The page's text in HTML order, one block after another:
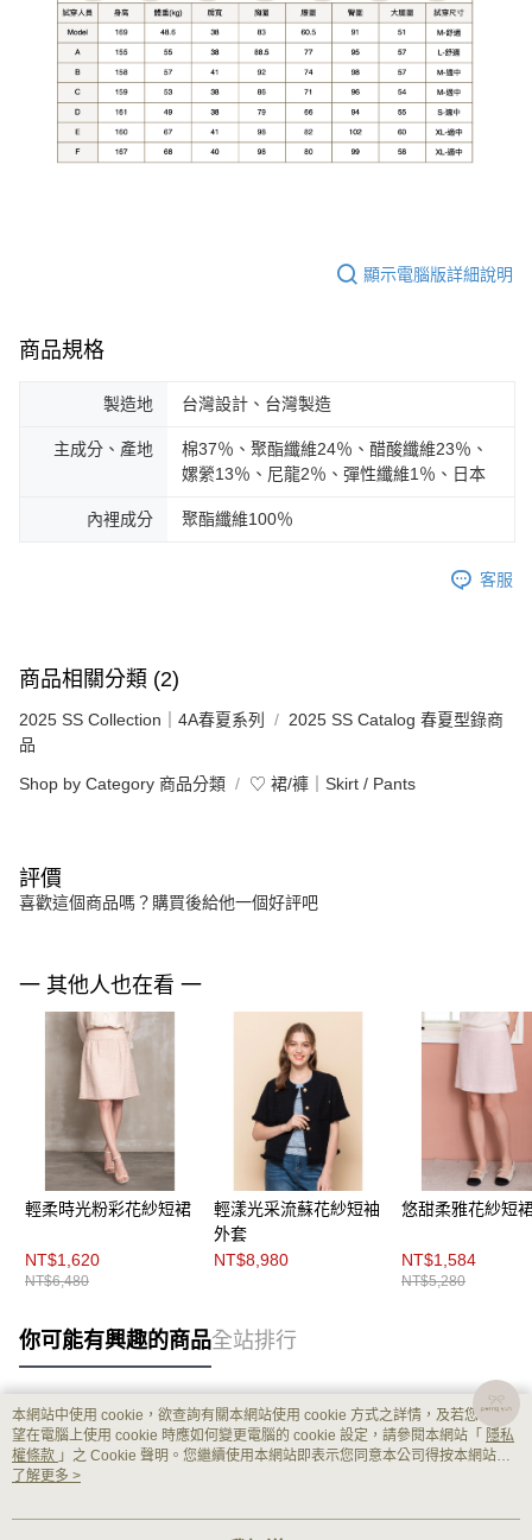
顯示電腦版詳細說明
商品規格
製造地 台灣設計、台灣製造
主成分、產地
棉37％、聚酯纖維24％、醋酸纖維23％、
嫘縈13％、尼龍2％、彈性纖維1％、日本
內裡成分 聚酯纖維100％
客服
商品相關分類 (2)
2025 SS Collection｜4A春夏系列
2025 SS Catalog 春夏型錄商
品
Shop by Category 商品分類 ♡ 裙/褲｜Skirt / Pants
評價
喜歡這個商品嗎？購買後給他一個好評吧
一 其他人也在看 一
輕柔時光粉彩花紗短裙
NT$1,620
NT$6,480
輕漾光采流蘇花紗短袖
外套
NT$8,980
悠甜柔雅花紗短
NT$1,584
NT$5,280
你可能有興趣的商品全站排行
熱門標籤
本網站中使用 cookie，欲查詢有關本網站使用 cookie 方式之詳情，及若您不希
望在電腦上使用 cookie 時應如何變更電腦的 cookie 設定，請參閱本網站「 隱私
權條款 」之 Cookie 聲明。您繼續使用本網站即表示您同意本公司得按本網站使
用條款之 Cookie 聲明使用 cookie。
了解更多 >